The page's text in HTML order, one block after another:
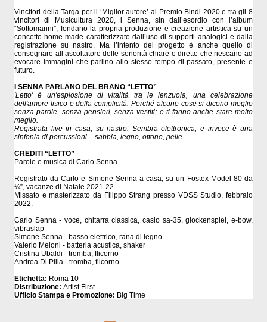
Vincitori della Targa per il ‘Miglior autore’ al Premio Bindi 2020 e tra gli 8
vincitori di Musicultura 2020, i Senna, sin dall’esordio con l’album
“Sottomarini”, fondano la propria produzione e creazione artistica su un
concetto home-made caratterizzato dall’uso di supporti analogici e dalla
registrazione su nastro. Ma l’intento del progetto è anche quello di
consegnare all’ascoltatore delle sonorità chiare e dirette che riescano ad
evocare immagini che parlino allo stesso tempo di passato, presente e
futuro.
I SENNA PARLANO DEL BRANO “LETTO”
'Letto' è un'esplosione di vitalità tra le lenzuola, una celebrazione
dell'amore fisico e della complicità. Perché alcune cose si dicono meglio
senza parole, senza pensieri, senza vestiti; e ti fanno anche stare molto
meglio.
Registrata live in casa, su nastro. Sembra elettronica, e invece è una
sinfonia di percussioni – sabbia, legno, ottone, pelle.
CREDITI “LETTO”
Parole e musica di Carlo Senna
Registrato da Carlo e Simone Senna a casa, su un Fostex Model 80 da
¼”, vacanze di Natale 2021-22.
Missato e masterizzato da Filippo Strang presso VDSS Studio, febbraio
2022.
Carlo Senna - voce, chitarra classica, casio sa-35, glockenspiel, e-bow,
vibraslap
Simone Senna - basso elettrico, rana di legno
Valerio Meloni - batteria acustica, shaker
Cristina Ubaldi - tromba, flicorno
Andrea Di Pilla - tromba, flicorno
Etichetta: Roma 10
Distribuzione: Artist First
Ufficio Stampa e Promozione: Big Time